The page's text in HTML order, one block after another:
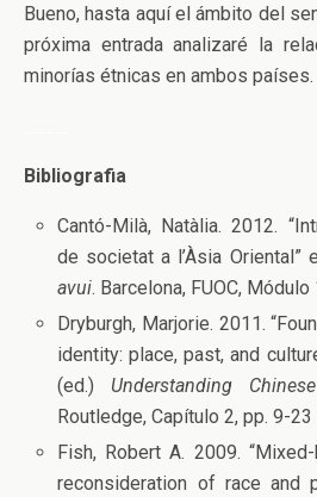
Bueno, hasta aquí el ámbito del
próxima entrada analizaré la
minorías étnicas en ambos países.
Bibliografia
Cantó-Milà, Natàlia. 2012.
de societat a l’Àsia Oriental”
avui. Barcelona, FUOC, Módulo
Dryburgh, Marjorie. 2011.
identity: place, past, and
(ed.) Understanding
Routledge, Capítulo 2, pp. 9-23
Fish, Robert A. 2009.
reconsideration of race and